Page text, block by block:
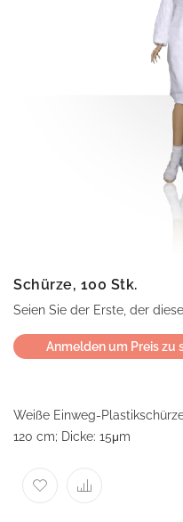
Schürze, 100 Stk.
Seien Sie der Erste, der
Anmelden um Preis zu
Weiße Einweg-
120 cm; Dicke: 15μm